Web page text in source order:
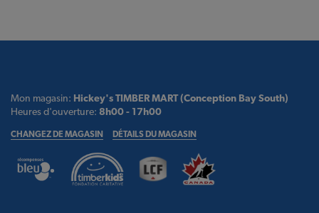
Mon magasin: Hickey's TIMBER MART (Conception Bay South)
Heures d'ouverture: 8h00 - 17h00
CHANGEZ DE MAGASIN DÉTAILS DU MAGASIN